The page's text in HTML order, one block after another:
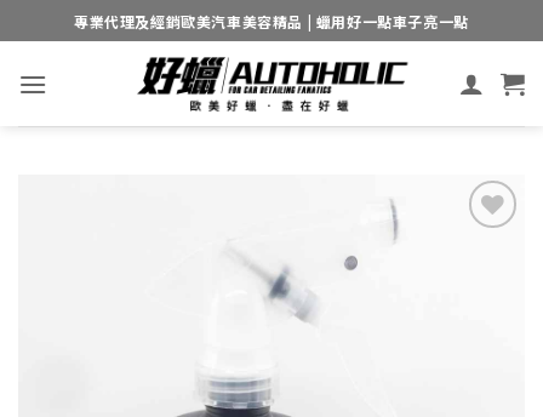
to
content
專業代理及經銷歐美汽車美容精品 | 蠟用好一點車子亮一點